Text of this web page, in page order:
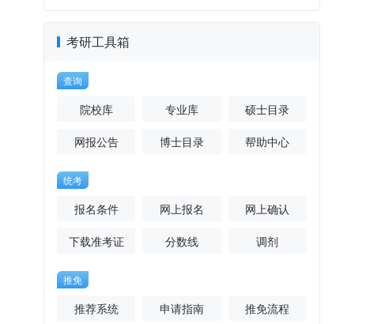
考研工具箱
查询
院校库 专业库 硕士目录
网报公告 博士目录 帮助中心
统考
报名条件 网上报名 网上确认
下载准考证 分数线 调剂
推免
推荐系统 申请指南 推免流程